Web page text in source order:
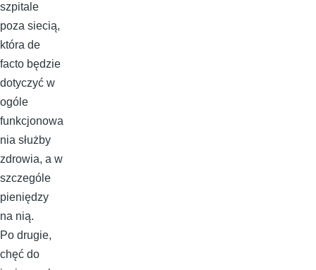
szpitale
poza siecią,
która de
facto będzie
dotyczyć w
ogóle
funkcjonowa
nia służby
zdrowia, a w
szczególe
pieniędzy
na nią.
Po drugie,
chęć do